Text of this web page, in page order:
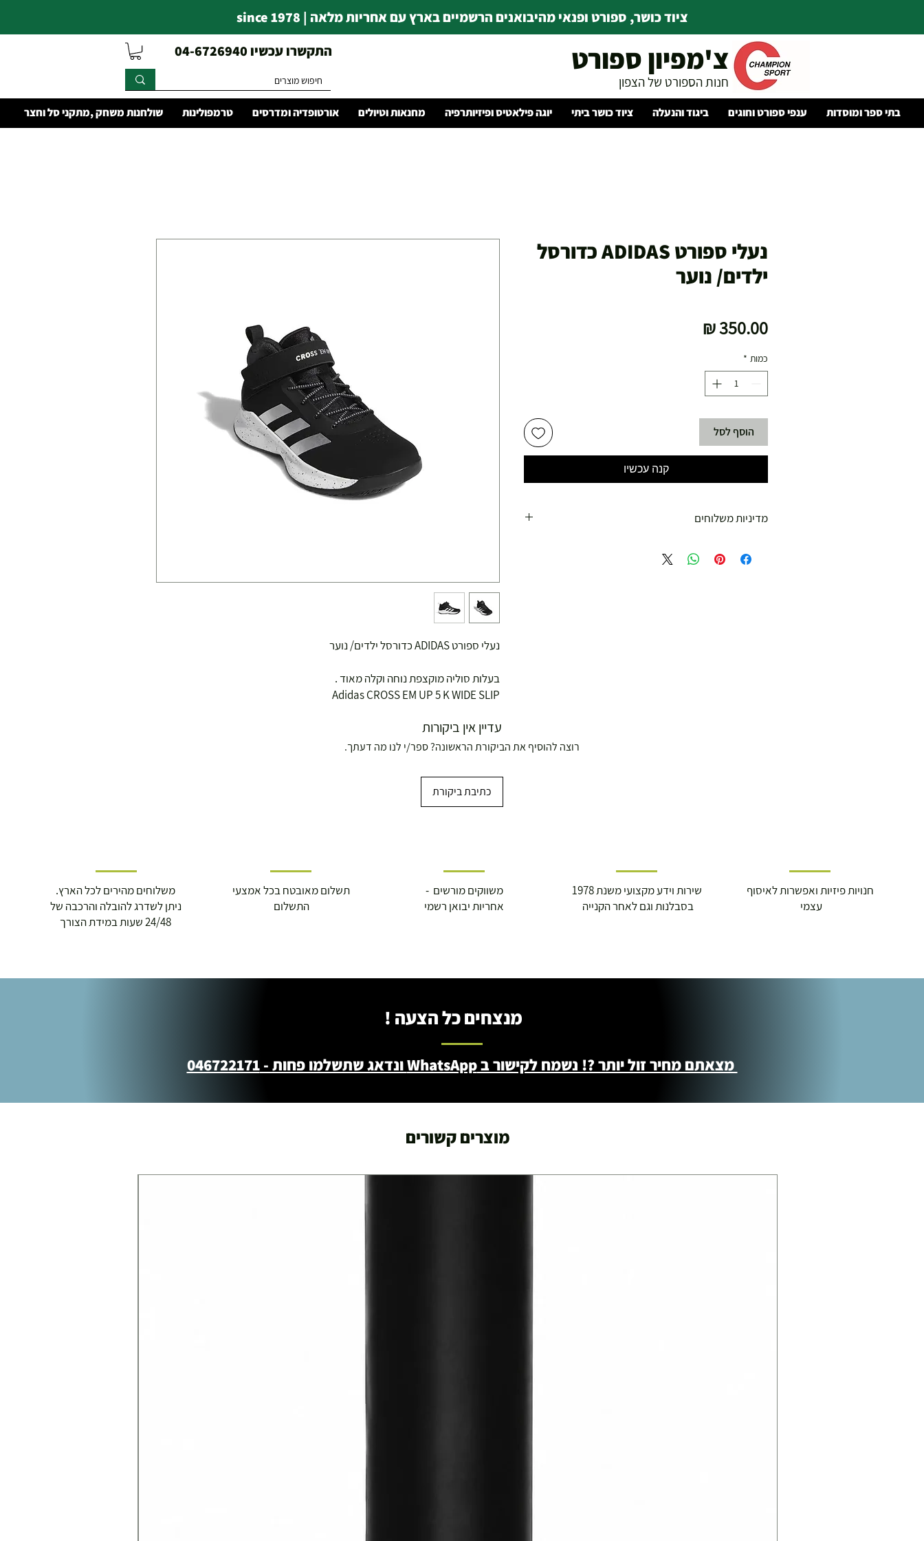
ציוד כושר, ספורט ופנאי מהיבואנים הרשמיים בארץ עם אחריות מלאה | since 1978
התקשרו עכשיו 04-6726940
צ'מפיון ספורט
חנות הספורט של הצפון
בתי ספר ומוסדות ענפי ספורט וחוגים ביגוד והנעלה ציוד כושר ביתי יוגה פילאטיס ופיזיותרפיה מחנאות וטיולים אורטופדיה ומדרסים טרמפולינות שולחנות משחק ,מתקני סל וחצר
נעלי ספורט ADIDAS כדורסל ילדים/ נוער
בעלות סוליה מוקצפת נוחה וקלה מאוד .
Adidas CROSS EM UP 5 K WIDE SLIP
נעלי ספורט ADIDAS כדורסל
ילדים/ נוער
כמות *
הוסף לסל
קנה עכשיו
מדיניות משלוחים
איסוף עצמי ללא עלות מסניף טבריה . רחוב העצמאות 5
עדיין אין ביקורות
רוצה להוסיף את הביקורת הראשונה? ספר/י לנו מה דעתך.
כתיבת ביקורת
משלוחים מהירים לכל הארץ.
ניתן לשדרג להובלה והרכבה של
24/48 שעות במידת הצורך
תשלום מאובטח בכל אמצעי
התשלום
משווקים מורשים -
אחריות יבואן רשמי
שירות וידע מקצועי משנת 1978
בסבלנות וגם לאחר הקנייה
חנויות פיזיות ואפשרות לאיסוף
עצמי
מנצחים כל הצעה !
מצאתם מחיר זול יותר ?! נשמח לקישור ב WhatsApp ונדאג שתשלמו פחות - 046722171
מוצרים קשורים